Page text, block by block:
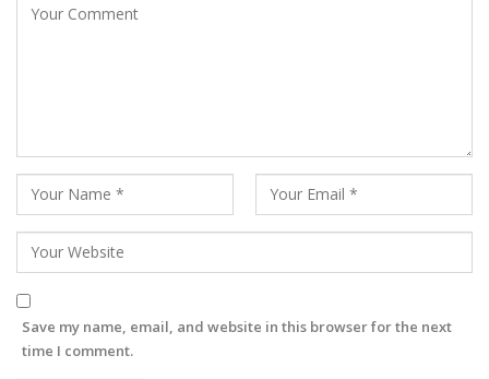
Save my name, email, and website in this browser for the next
time I comment.